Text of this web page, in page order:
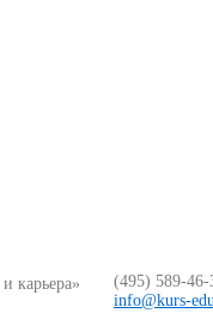
и карьера»
(495) 589-46-
info@kurs-